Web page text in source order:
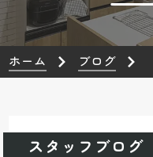
ホーム ブログ
スタッフブログ